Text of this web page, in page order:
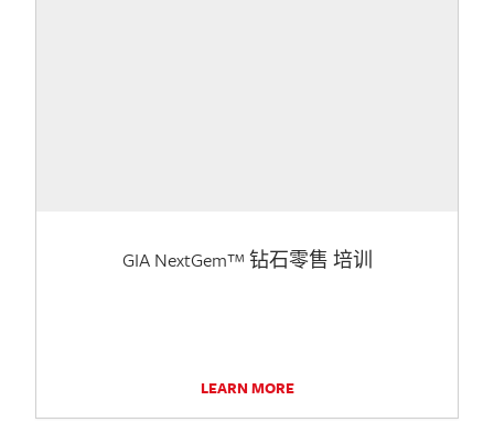
GIA NextGem™ 钻石零售 培训
LEARN MORE